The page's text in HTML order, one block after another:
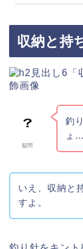
収納と持
疑問
釣
ょ…
いえ、収納と
すよ。